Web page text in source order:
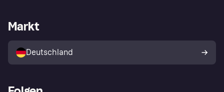
Klarna App
Shops entdecken
Käuferschutzrichtlinie
Dein Widerrufsrecht
Händlerportal
Markt
Deutschland